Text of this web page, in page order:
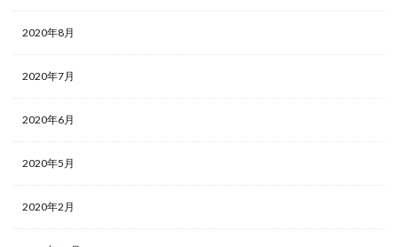
2020年8月
2020年7月
2020年6月
2020年5月
2020年2月